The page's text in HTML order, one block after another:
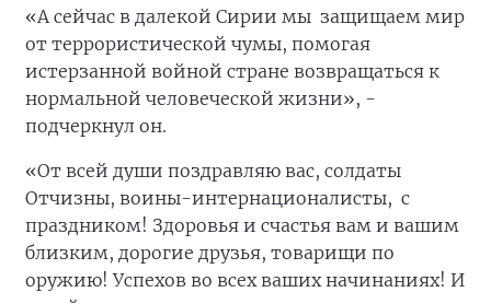
«А сейчас в далекой Сирии мы защищаем мир
от террористической чумы, помогая
истерзанной войной стране возвращаться к
нормальной человеческой жизни», -
подчеркнул он.
«От всей души поздравляю вас, солдаты
Отчизны, воины-интернационалисты, с
праздником! Здоровья и счастья вам и вашим
близким, дорогие друзья, товарищи по
оружию! Успехов во всех ваших начинаниях! И